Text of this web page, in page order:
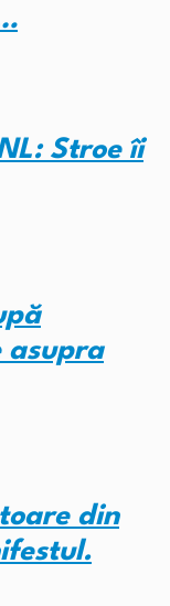
Stroe îi
asupra
din